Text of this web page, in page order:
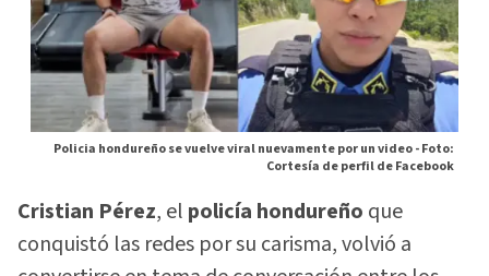
Policia hondureño se vuelve viral nuevamente por un video -Foto:
Cortesía de perfil de Facebook
Cristian Pérez, el policía hondureño que
conquistó las redes por su carisma, volvió a